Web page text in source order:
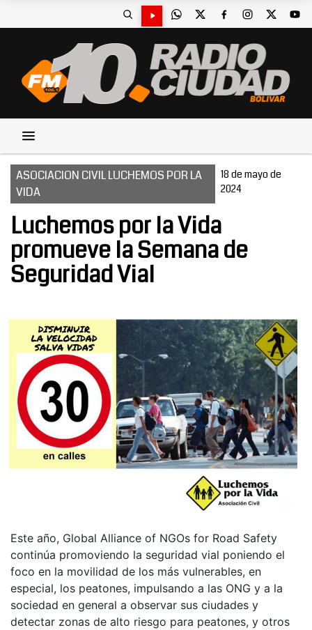
ASOCIACION CIVIL LUCHEMOS POR LA
VIDA
18 de mayo de
2024
Luchemos por la Vida
promueve la Semana de
Seguridad Vial
Este año, Global Alliance of NGOs for Road Safety
continúa promoviendo la seguridad vial poniendo el
foco en la movilidad de los más vulnerables, en
especial, los peatones, impulsando a las ONG y a la
sociedad en general a observar sus ciudades y
detectar zonas de alto riesgo para peatones, y otros